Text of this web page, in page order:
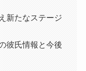
新たなステージ
彼氏情報と今後